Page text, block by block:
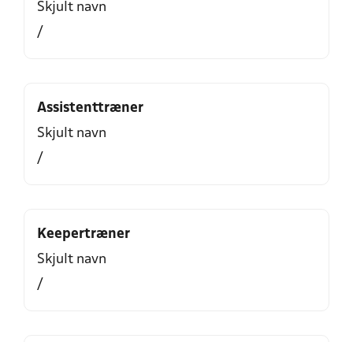
Skjult navn
/
Assistenttræner
Skjult navn
/
Keepertræner
Skjult navn
/